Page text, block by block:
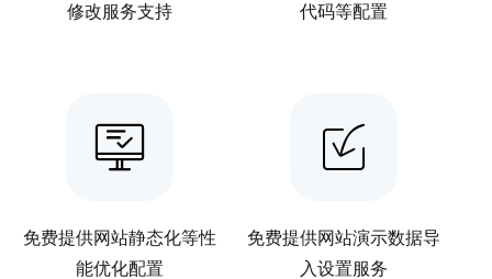
修改服务支持
代码等配置
免费提供网站静态化等性
能优化配置
免费提供网站演示数据导
入设置服务